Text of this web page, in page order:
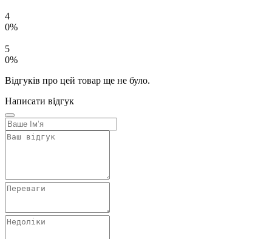
4
0%
5
0%
Відгуків про цей товар ще не було.
Написати відгук